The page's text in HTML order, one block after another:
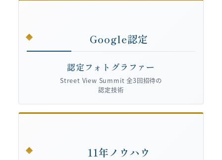
Google認定
認定フォトグラファー
Street View Summit 全3回招待の
認定技術
11年ノウハウ